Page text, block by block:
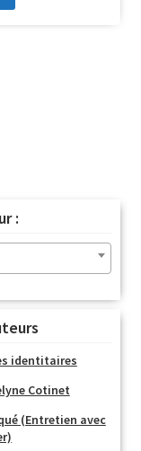
:
identitaires
Cotinet
(Entretien avec